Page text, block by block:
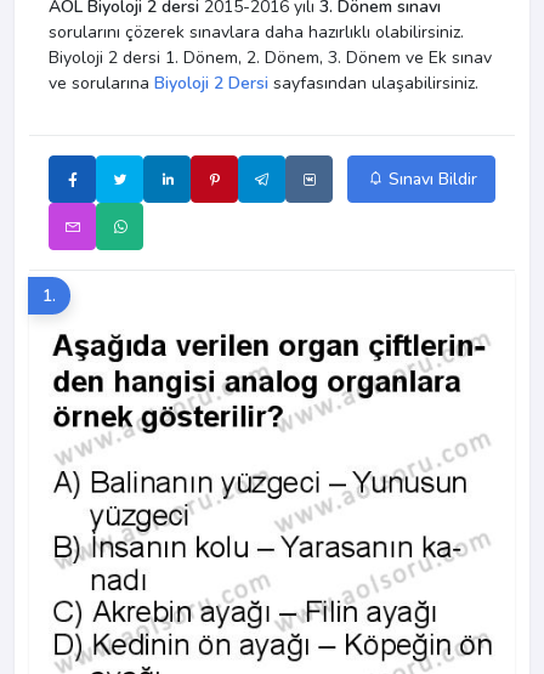
AÖL Biyoloji 2 dersi 2015-2016 yılı 3. Dönem sınavı
sorularını çözerek sınavlara daha hazırlıklı olabilirsiniz.
Biyoloji 2 dersi 1. Dönem, 2. Dönem, 3. Dönem ve Ek sınav
ve sorularına Biyoloji 2 Dersi sayfasından ulaşabilirsiniz.
Sınavı Bildir
1.